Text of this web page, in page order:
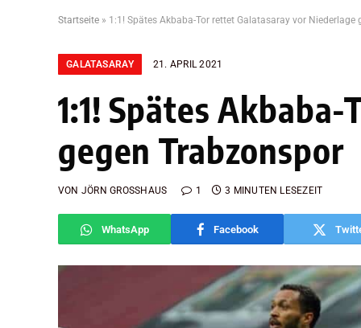
Startseite » 1:1! Spätes Akbaba-Tor rettet Galatasaray vor Niederlage
GALATASARAY 21. APRIL 2021
1:1! Spätes
gegen Trabzonspor
VON JÖRN GROSSHAUS 1 3 MINUTEN LESEZEIT
WhatsApp Facebook